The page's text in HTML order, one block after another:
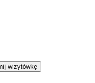
wizytówkę